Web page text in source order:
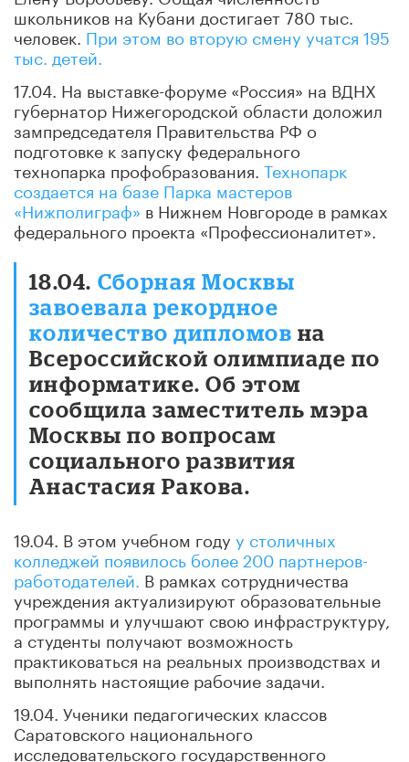
школьников на Кубани достигает 780 тыс.
человек. При этом во вторую смену учатся 195
тыс. детей.
17.04. На выставке-форуме «Россия» на ВДНХ
губернатор Нижегородской области доложил
зампредседателя Правительства РФ о
подготовке к запуску федерального
технопарка профобразования. Технопарк
создается на базе Парка мастеров
«Нижполиграф» в Нижнем Новгороде в рамках
федерального проекта «Профессионалитет».
18.04. Сборная Москвы
завоевала рекордное
количество дипломов на
Всероссийской олимпиаде по
информатике. Об этом
сообщила заместитель мэра
Москвы по вопросам
социального развития
Анастасия Ракова.
19.04. В этом учебном году у столичных
колледжей появилось более 200 партнеров-
работодателей. В рамках сотрудничества
учреждения актуализируют образовательные
программы и улучшают свою инфраструктуру,
а студенты получают возможность
практиковаться на реальных производствах и
выполнять настоящие рабочие задачи.
19.04. Ученики педагогических классов
Саратовского национального
исследовательского государственного